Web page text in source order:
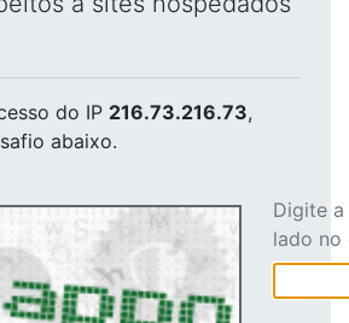
do IP 216.73.216.73,
abaixo.
Digite
lado no